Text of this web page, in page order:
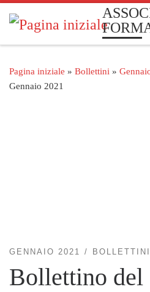
Passa al contenuto
Pagina iniziale » Bollettini »
Gennaio 2021
GENNAIO 2021 BOLLETTINI
Bollettino del